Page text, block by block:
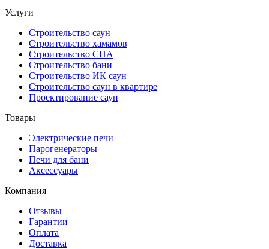
Услуги
Строительство саун
Строительство хамамов
Строительство СПА
Строительство бани
Строительство ИК саун
Строительство саун в квартире
Проектирование саун
Товары
Электрические печи
Парогенераторы
Печи для бани
Аксессуары
Компания
Отзывы
Гарантии
Оплата
Доставка